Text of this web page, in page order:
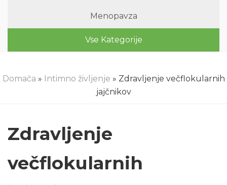
Menopavza
Vse Kategorije
Domača » Intimno življenje » Zdravljenje večflokularnih
jajčnikov
Zdravljenje
večflokularnih